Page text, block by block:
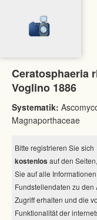
Ceratosphaeria
Voglino 1886
Systematik:
Magnaporthaceae
Bitte registrieren Sie sich
kostenlos auf den
Sie auf alle
Fundstellendaten zu den
Zugriff erhalten und die
Funktionalität der